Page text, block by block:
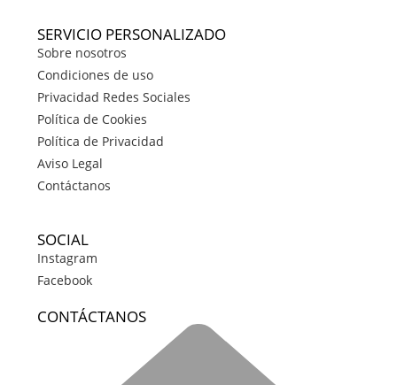
SERVICIO PERSONALIZADO
Sobre nosotros
Condiciones de uso
Privacidad Redes Sociales
Política de Cookies
Política de Privacidad
Aviso Legal
Contáctanos
SOCIAL
Instagram
Facebook
CONTÁCTANOS